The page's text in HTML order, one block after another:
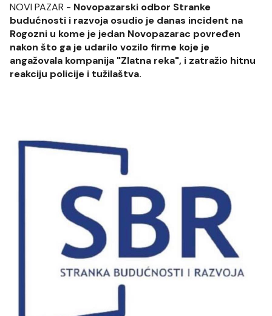
NOVI PAZAR - Novopazarski odbor Stranke
budućnosti i razvoja osudio je danas incident na
Rogozni u kome je jedan Novopazarac povređen
nakon što ga je udarilo vozilo firme koje je
angažovala kompanija "Zlatna reka", i zatražio hitnu
reakciju policije i tužilaštva.